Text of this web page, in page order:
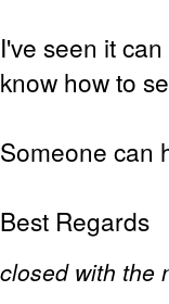
I've seen it
know how to
Someone can
Best Regards
closed with the